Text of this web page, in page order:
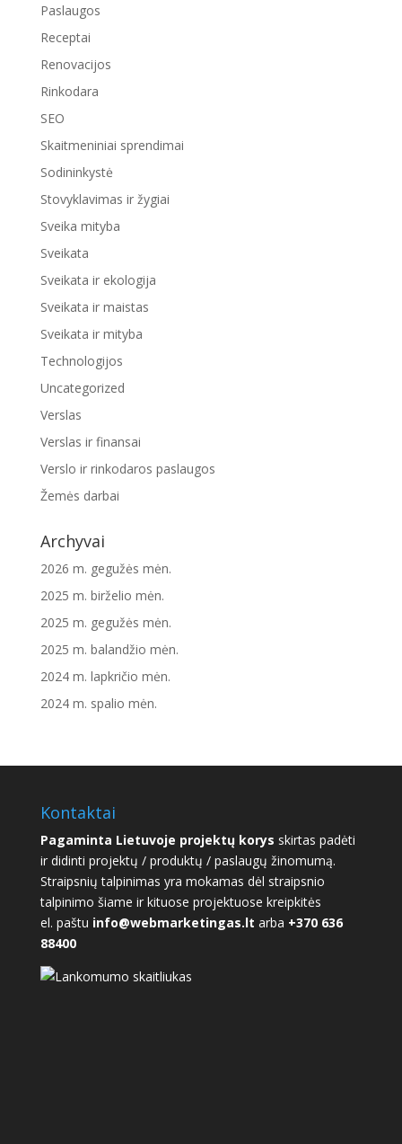
Paslaugos
Receptai
Renovacijos
Rinkodara
SEO
Skaitmeniniai sprendimai
Sodininkystė
Stovyklavimas ir žygiai
Sveika mityba
Sveikata
Sveikata ir ekologija
Sveikata ir maistas
Sveikata ir mityba
Technologijos
Uncategorized
Verslas
Verslas ir finansai
Verslo ir rinkodaros paslaugos
Žemės darbai
Archyvai
2026 m. gegužės mėn.
2025 m. birželio mėn.
2025 m. gegužės mėn.
2025 m. balandžio mėn.
2024 m. lapkričio mėn.
2024 m. spalio mėn.
Kontaktai
Pagaminta Lietuvoje projektų korys skirtas padėti
ir didinti projektų / produktų / paslaugų žinomumą.
Straipsnių talpinimas yra mokamas dėl straipsnio
talpinimo šiame ir kituose projektuose kreipkitės
el. paštu info@webmarketingas.lt arba +370 636
88400